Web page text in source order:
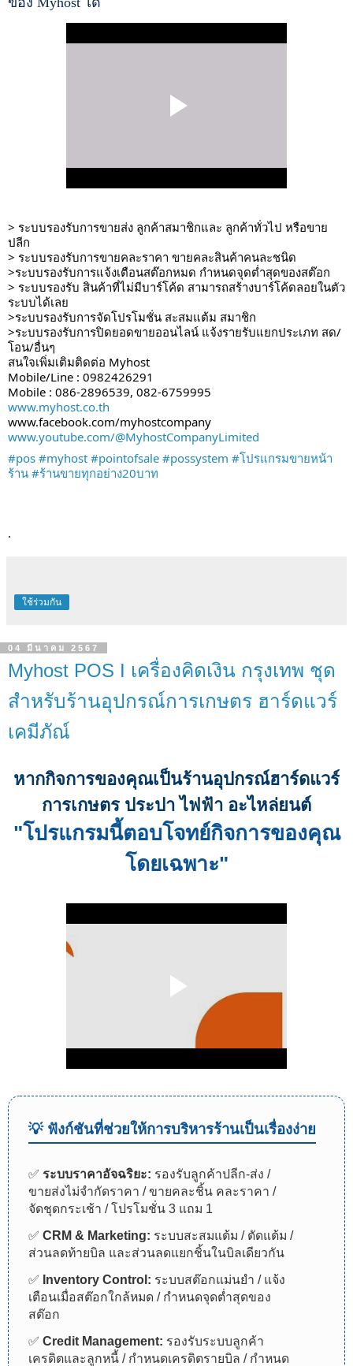
> ระบบรองรับการขายส่ง ลูกค้าสมาชิกและ ลูกค้าทั่วไป หรือขาย
ปลีก
> ระบบรองรับการขายคละราคา ขายคละสินค้าคนละชนิด
>ระบบรองรับการแจ้งเตือนสต๊อกหมด กำหนดจุดต่ำสุดของสต๊อก
> ระบบรองรับ สินค้าที่ไม่มีบาร์โค้ด สามารถสร้างบาร์โค้ดลอยในตัว
ระบบได้เลย
>ระบบรองรับการจัดโปรโมชั่น สะสมแต้ม สมาชิก
>ระบบรองรับการปิดยอดขายออนไลน์ แจ้งรายรับแยกประเภท สด/
โอน/อื่นๆ
สนใจเพิ่มเติมติดต่อ Myhost
Mobile/Line : 0982426291
Mobile : 086-2896539, 082-6759995
www.myhost.co.th
www.facebook.com/myhostcompany
www.youtube.com/@MyhostCompanyLimited
#pos #myhost #pointofsale #possystem #โปรแกรมขายหน้า
ร้าน #ร้านขายทุกอย่าง20บาท
.
ใช้ร่วมกัน
04 มีนาคม 2567
Myhost POS I เครื่องคิดเงิน กรุงเทพ ชุด
สำหรับร้านอุปกรณ์การเกษตร ฮาร์ดแวร์
เคมีภัณ์
หากกิจการของคุณเป็นร้านอุปกรณ์ฮาร์ดแวร์
การเกษตร ประปา ไฟฟ้า อะไหล่ยนต์
"โปรแกรมนี้ตอบโจทย์กิจการของคุณ
โดยเฉพาะ"
💡 ฟังก์ชันที่ช่วยให้การบริหารร้านเป็นเรื่องง่าย
✅ ระบบราคาอัจฉริยะ: รองรับลูกค้าปลีก-ส่ง /
ขายส่งไม่จำกัดราคา / ขายคละชิ้น คละราคา /
จัดชุดกระเช้า / โปรโมชั่น 3 แถม 1
✅ CRM & Marketing: ระบบสะสมแต้ม / ตัดแต้ม /
ส่วนลดท้ายบิล และส่วนลดแยกชิ้นในบิลเดียวกัน
✅ Inventory Control: ระบบสต๊อกแม่นยำ / แจ้ง
เตือนเมื่อสต๊อกใกล้หมด / กำหนดจุดต่ำสุดของ
สต๊อก
✅ Credit Management: รองรับระบบลูกค้า
เครดิตและลูกหนี้ / กำหนดเครดิตรายบิล / กำหนด